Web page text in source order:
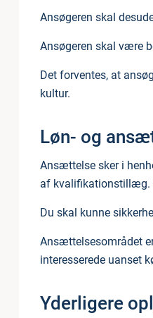
Ansøgeren skal
Ansøgeren skal være
Det forventes, at
kultur.
Løn- og
Ansættelse sker i
af kvalifikationstillæg.
Du skal kunne
Ansættelsesområdet
interesserede uanset
Yderligere